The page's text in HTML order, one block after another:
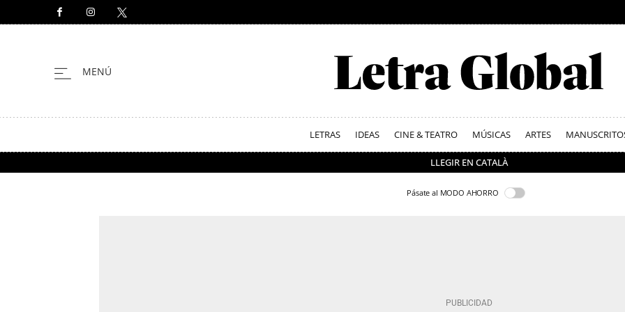
LETRAS IDEAS CINE & TEATRO MÚSICAS ARTES
LLEGIR EN CATALÀ
Pásate al MODO AHORRO